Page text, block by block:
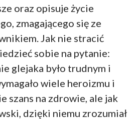
oraz opisuje życie
zmagającego się ze
Jak nie stracić
sobie na pytanie:
glejaka było trudnym i
wiele heroizmu i
szans na zdrowie, ale jak
dzięki niemu zrozumiał